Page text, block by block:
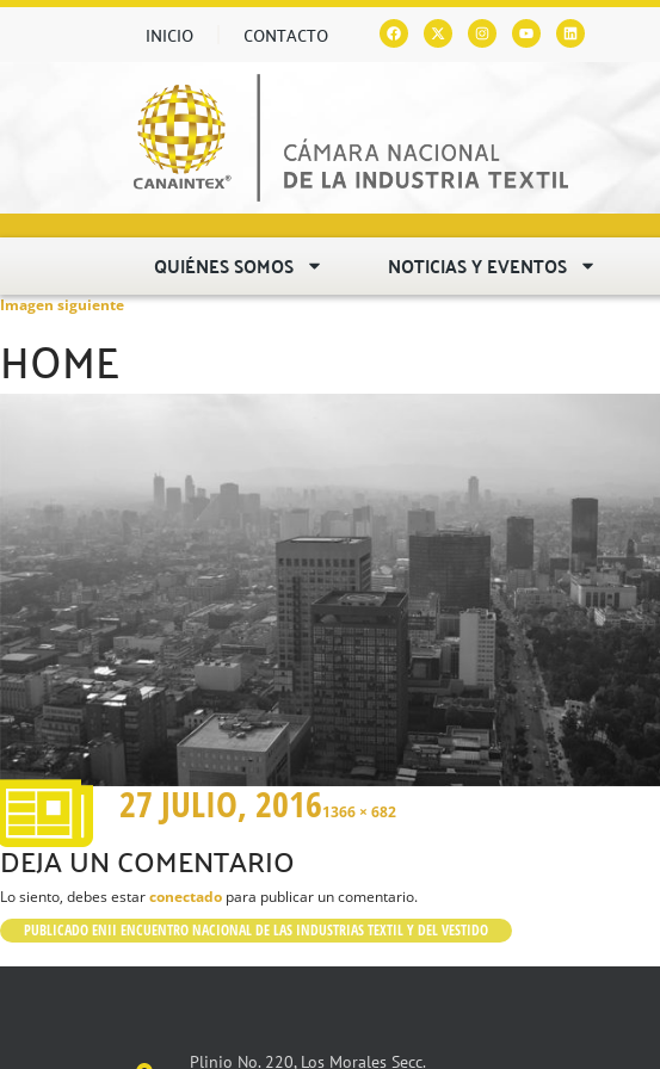
INICIO CONTACTO
QUIÉNES SOMOS NOTICIAS Y EVENTOS
Imagen siguiente
HOME
27 JULIO, 20161366 × 682
DEJA UN COMENTARIO
Lo siento, debes estarconectado para publicar un comentario.
PUBLICADO ENII ENCUENTRO NACIONAL DE LAS INDUSTRIAS TEXTIL Y DEL VESTIDO
Plinio No. 220, Los Morales Secc.